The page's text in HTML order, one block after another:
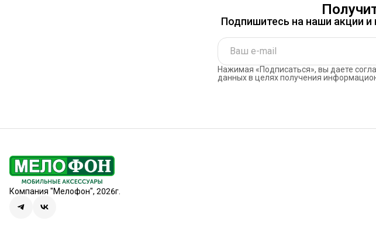
Подпишитесь на наши акции и
Нажимая «Подписаться», вы даете
данных в целях получения
Компания "Мелофон", 2026г.